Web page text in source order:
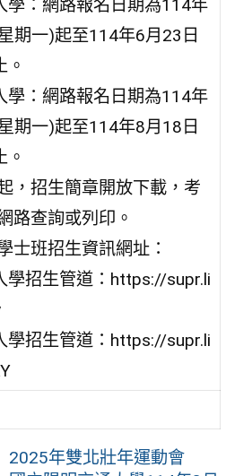
學：網路報名日期為114年
期一)起至114年6月23日
。
學：網路報名日期為114年
期一)起至114年8月18日
。
，招生簡章開放下載，考
路查詢或列印。
士班招生資訊網址：
學招生管道：https://supr.li
學招生管道：https://supr.li
2025年雙北壯年運動會